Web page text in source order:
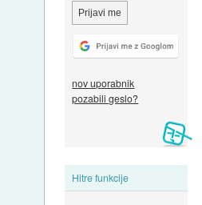
nov uporabnik
pozabili geslo?
Hitre funkcije